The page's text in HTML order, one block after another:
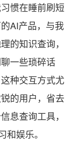
惯在睡前刷短
AI产品，与我
的知识查询，
一些琐碎话
种交互方式尤
的用户，省去
息查询工具，
和娱乐。